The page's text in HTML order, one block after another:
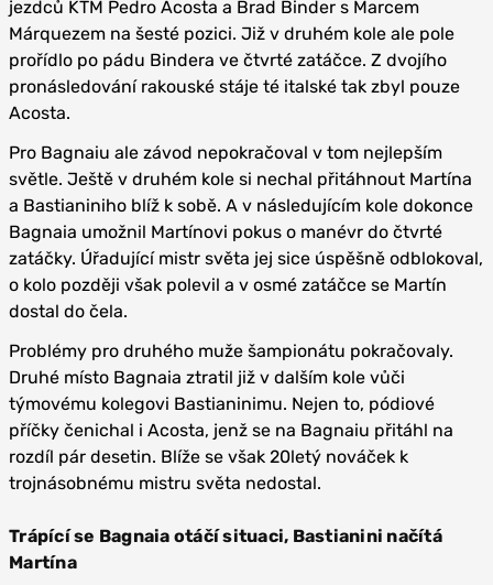
jezdců KTM Pedro Acosta a Brad Binder s Marcem
Márquezem na šesté pozici. Již v druhém kole ale pole
prořídlo po pádu Bindera ve čtvrté zatáčce. Z dvojího
pronásledování rakouské stáje té italské tak zbyl pouze
Acosta.
Pro Bagnaiu ale závod nepokračoval v tom nejlepším
světle. Ještě v druhém kole si nechal přitáhnout Martína
a Bastianiniho blíž k sobě. A v následujícím kole dokonce
Bagnaia umožnil Martínovi pokus o manévr do čtvrté
zatáčky. Úřadující mistr světa jej sice úspěšně odblokoval,
o kolo později však polevil a v osmé zatáčce se Martín
dostal do čela.
Problémy pro druhého muže šampionátu pokračovaly.
Druhé místo Bagnaia ztratil již v dalším kole vůči
týmovému kolegovi Bastianinimu. Nejen to, pódiové
příčky čenichal i Acosta, jenž se na Bagnaiu přitáhl na
rozdíl pár desetin. Blíže se však 20letý nováček k
trojnásobnému mistru světa nedostal.
Trápící se Bagnaia otáčí situaci, Bastianini načítá
Martína